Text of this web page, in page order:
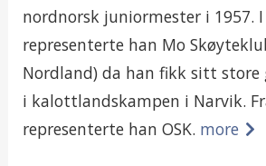
nordnorsk juniormester i 1957. I
representerte han Mo
Nordland) da han fikk sitt store
i kalottlandskampen i Narvik.
representerte han OSK. more